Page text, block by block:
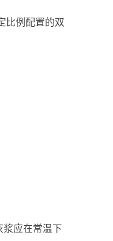
比例配置的双
应在常温下